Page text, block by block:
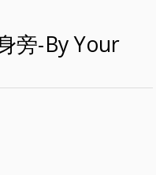
旁-By Your